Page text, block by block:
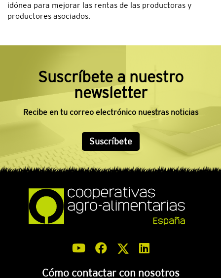
idónea para mejorar las rentas de las productoras y
productores asociados.
Suscríbete a nuestro
newsletter
Recibe en tu correo electrónico nuestras noticias
Suscríbete
Cómo contactar con nosotros